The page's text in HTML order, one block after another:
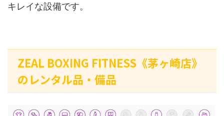
キレイな設備です。
ZEAL BOXING FITNESS《茅ヶ崎店》
のレンタル品・備品